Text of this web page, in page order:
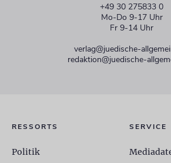
+49 30 275833 0
Mo-Do 9-17 Uhr
Fr 9-14 Uhr
verlag@juedische-
redaktion@juedische-
RESSORTS
Politik
SERVICE